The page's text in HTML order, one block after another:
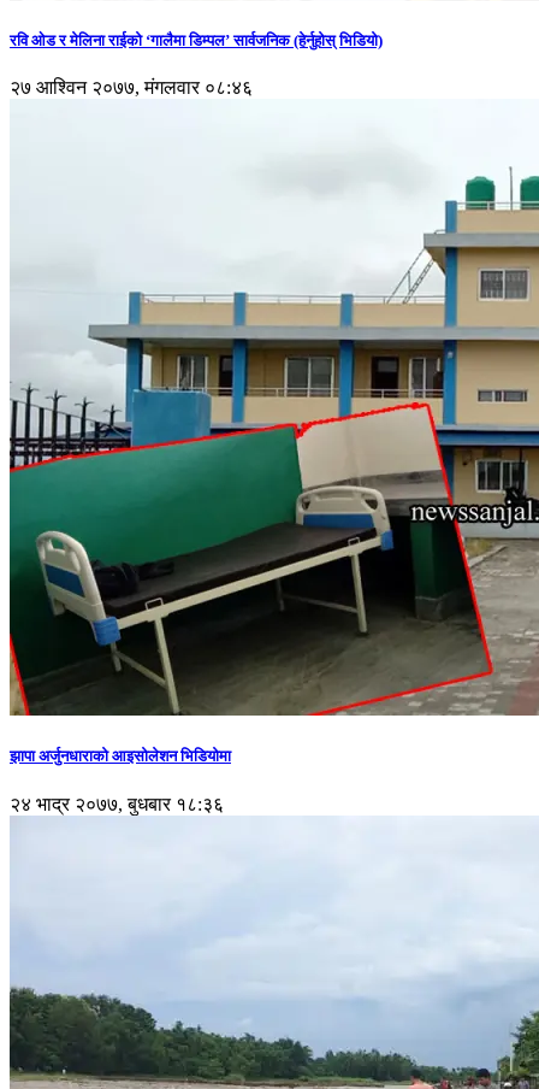
रवि ओड र मेलिना राईको ‘गालैमा डिम्पल’ सार्वजनिक (हेर्नुहोस् भिडियो)
२७ आश्विन २०७७, मंगलवार ०८:४६
झापा अर्जुनधाराको आइसोलेशन भिडियोमा
२४ भाद्र २०७७, बुधबार १८:३६